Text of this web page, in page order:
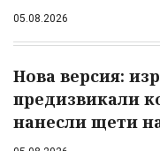
05.08.2026
Нова версия:
предизвикали
нанесли щети